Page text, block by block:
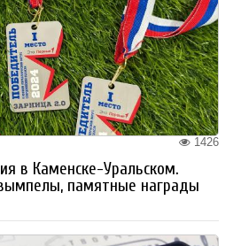
1426
в Каменске-Уральском.
памятные награды